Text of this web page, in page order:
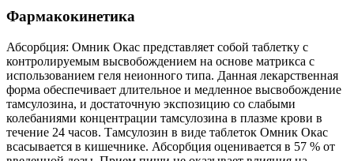
Фармакокинетика
Абсорбция: Омник Окас представляет собой таблетку с
контролируемым высвобождением на основе матрикса с
использованием геля неионного типа. Данная лекарственная
форма обеспечивает длительное и медленное высвобождение
тамсулозина, и достаточную экспозицию со слабыми
колебаниями концентрации тамсулозина в плазме крови в
течение 24 часов. Тамсулозин в виде таблеток Омник Окас
всасывается в кишечнике. Абсорбция оценивается в 57 % от